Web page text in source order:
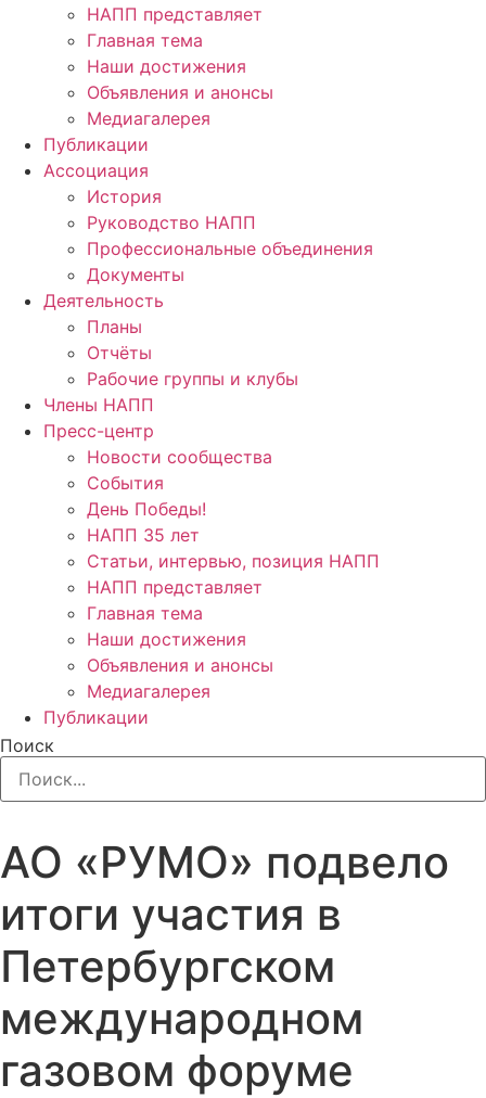
НАПП представляет
Главная тема
Наши достижения
Объявления и анонсы
Медиагалерея
Публикации
Ассоциация
История
Руководство НАПП
Профессиональные объединения
Документы
Деятельность
Планы
Отчёты
Рабочие группы и клубы
Члены НАПП
Пресс-центр
Новости сообщества
События
День Победы!
НАПП 35 лет
Статьи, интервью, позиция НАПП
НАПП представляет
Главная тема
Наши достижения
Объявления и анонсы
Медиагалерея
Публикации
Поиск
АО «РУМО» подвело
итоги участия в
Петербургском
международном
газовом форуме